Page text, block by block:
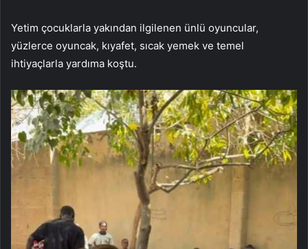
Yetim çocuklarla yakından ilgilenen ünlü oyuncular,
yüzlerce oyuncak, kıyafet, sıcak yemek ve temel
ihtiyaçlarla yardıma koştu.